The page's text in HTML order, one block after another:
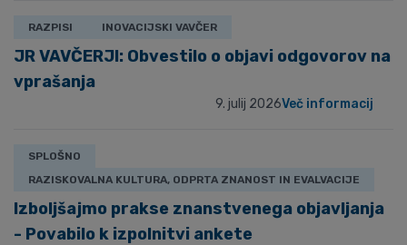
RAZPISI INOVACIJSKI VAVČER
JR VAVČERJI: Obvestilo o objavi odgovorov na
vprašanja
9. julij 2026Več informacij
SPLOŠNO
RAZISKOVALNA KULTURA, ODPRTA ZNANOST IN EVALVACIJE
Izboljšajmo prakse znanstvenega objavljanja
- Povabilo k izpolnitvi ankete